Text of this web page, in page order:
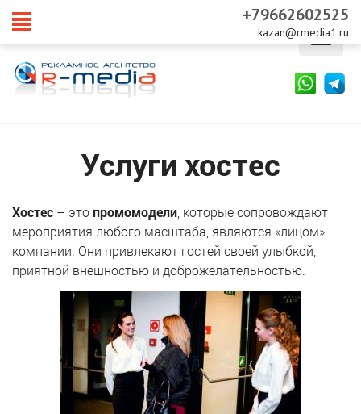
content
+79662602525
kazan@rmedia1.ru
Услуги хостес
Хостес – этопромомодели, которые сопровождают
мероприятия любого масштаба, являются «лицом»
компании. Они привлекают гостей своей улыбкой,
приятной внешностью и доброжелательностью.